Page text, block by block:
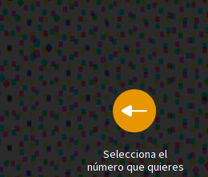
Selecciona el
número que quieres